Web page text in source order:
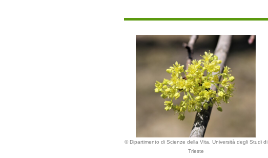
© Dipartimento di Scienze della Vita, Università degli Studi di
Trieste